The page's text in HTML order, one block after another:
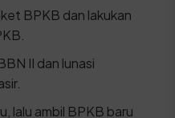
BPKB dan lakukan
II dan lunasi
lalu ambil BPKB baru